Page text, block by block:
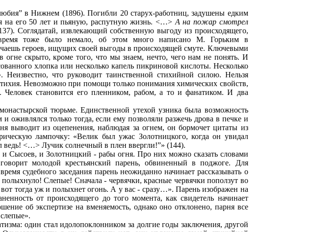
в Нижнем (1896). Погибли 20 старух-работниц, задушены едким
на его 50 лет и пьяную, распутную жизнь. <…> А на пожар смотрел
Соглядатай, извлекающий собственную выгоду из происходящего,
тоже было немало, об этом много написано М. Горьким в
героев, ищущих своей выгоды в происходящей смуте. Ключевыми
огне скрыто, кроме того, что мы знаем, нечто, чего нам не понять. И
хлопка или несколько капель пикриновой кислоты. Несколько
что руководит таинственной стихийной силою. Нельзя
Невозможно при помощи только понимания химических свойств,
Человек становится его пленником, рабом, а то и фанатиком. И два
тюрьме. Единственной утехой узника была возможность
только тогда, если ему позволяли разжечь дрова в печке и
выводит из оцепенения, наблюдая за огнем, он бормочет цитаты из
лампочку: «Велик был ужас Золотницкого, когда он увидал
<…> Лучик солнечный в плен ввергли!”» (144).
Сысоев, и Золотницкий - рабы огня. Про них можно сказать словами
молодой крестьянский парень, обвиненный в поджоге. Для
судебного заседания парень неожиданно начинает рассказывать о
Слепые! Сначала - червячки, красные червячки поползут во
тогда уж и полыхнет огонь. А у вас - сразу…». Парень изображен на
от происходящего до того момента, как свидетель начинает
об экспертизе на вменяемость, однако оно отклонено, парня все
один стал идолопоклонником за долгие годы заключения, другой